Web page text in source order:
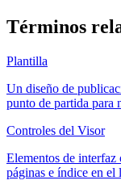
Términos
Plantilla
Un diseño de
punto de partida para
Controles del Visor
Elementos de
páginas e índice en el